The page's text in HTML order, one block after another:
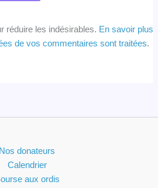
réduire les indésirables. En savoir plus
de vos commentaires sont traitées.
Nos donateurs
Calendrier
aux ordis